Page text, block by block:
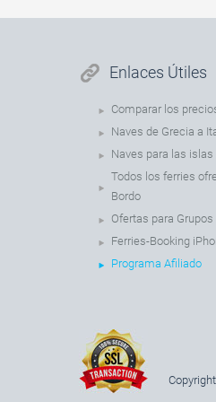
Enlaces Útiles
Comparar los
Naves de Grecia a
Naves para las islas
Todos los ferries
Bordo
Ofertas para Grupos
Ferries-Booking
Programa Afiliado